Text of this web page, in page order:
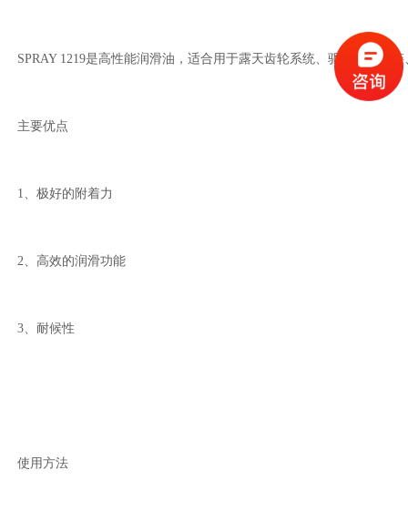
SPRAY 1219是高性能润滑油，适合用于露天齿轮系统、驱动和传动
主要优点
1、极好的附着力
2、高效的润滑功能
3、耐候性
使用方法